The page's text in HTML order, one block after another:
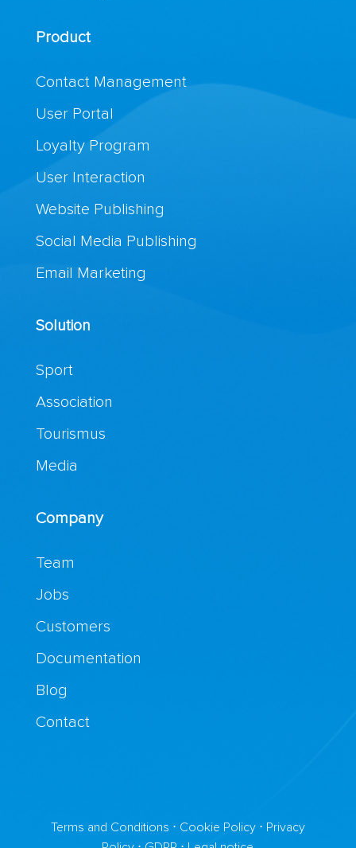
Product
Contact Management
User Portal
Loyalty Program
User Interaction
Website Publishing
Social Media Publishing
Email Marketing
Solution
Sport
Association
Tourismus
Media
Company
Team
Jobs
Customers
Documentation
Blog
Contact
Terms and Conditions ⋅ Cookie Policy⋅ Privacy